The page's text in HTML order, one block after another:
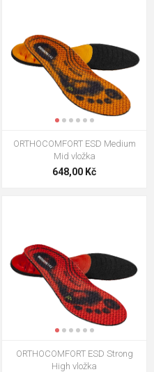
ORTHOCOMFORT ESD Medium
Mid vložka
648,00 Kč
ORTHOCOMFORT ESD Strong
High vložka